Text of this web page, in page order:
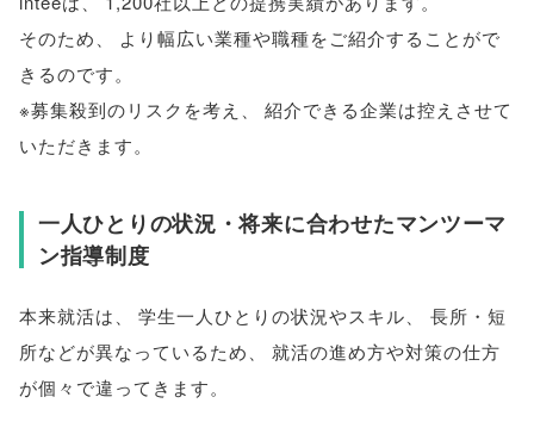
そのため
より幅広い業種や職種をご紹介することがで
きるのです。
※募集殺到のリスクを考え
紹介できる企業は控えさせて
いただきます。
一人ひとりの状況・将来に合わせたマンツーマ
ン指導制度
本来就活は 学生一人ひとりの状況やスキル
長所・短
所などが異なっているため
就活の進め方や対策の仕方
が個々で違ってきます。